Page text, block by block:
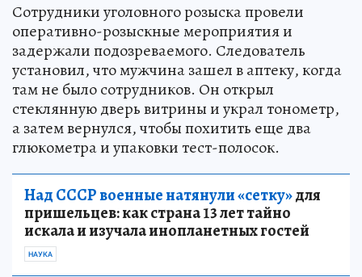
Сотрудники уголовного розыска провели
оперативно-розыскные мероприятия и
задержали подозреваемого. Следователь
установил, что мужчина зашел в аптеку, когда
там не было сотрудников. Он открыл
стеклянную дверь витрины и украл тонометр,
а затем вернулся, чтобы похитить еще два
глюкометра и упаковки тест-полосок.
Над СССР военные натянули «сетку»для
пришельцев: как страна 13 лет тайно
искала и изучала инопланетных гостей
НАУКА